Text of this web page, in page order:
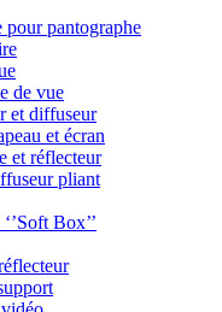
pour pantographe
de vue
et diffuseur
et écran
et réflecteur
pliant
Box’’